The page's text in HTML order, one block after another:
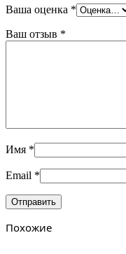
Ваша оценка *
Ваш отзыв *
Имя *
Email *
Похожие